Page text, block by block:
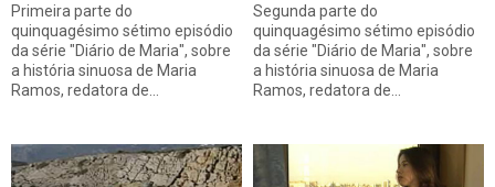
Primeira parte do
quinquagésimo sétimo episódio
da série "Diário de Maria", sobre
a história sinuosa de Maria
Ramos, redatora de…
Segunda parte do
quinquagésimo sétimo episódio
da série "Diário de Maria", sobre
a história sinuosa de Maria
Ramos, redatora de…